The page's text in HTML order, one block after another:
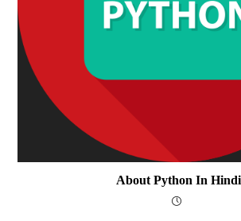
About Python In Hindi